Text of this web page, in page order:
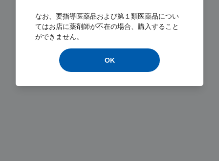
Loading...
なお、要指導医薬品および第１類医薬品につい
てはお店に薬剤師が不在の場合、購入すること
ができません。
OK